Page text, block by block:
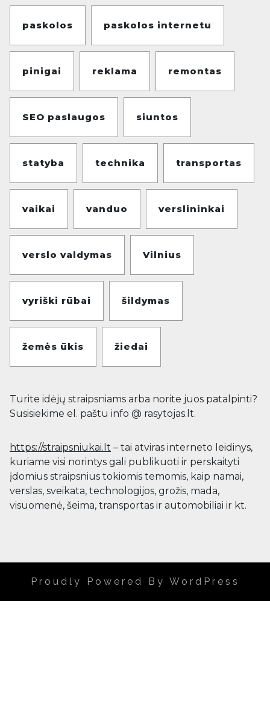
paskolos paskolos internetu
pinigai reklama remontas
SEO paslaugos siuntos
statyba technika transportas
vaikai vanduo verslininkai
verslo valdymas Vilnius
vyriški rūbai šildymas
žemės ūkis žiedai
Turite idėjų straipsniams arba norite juos patalpinti?
Susisiekime el. paštu info @ rasytojas.lt.
https://straipsniukai.lt – tai atviras interneto leidinys,
kuriame visi norintys gali publikuoti ir perskaityti
įdomius straipsnius tokiomis temomis, kaip namai,
verslas, sveikata, technologijos, grožis, mada,
visuomenė, šeima, transportas ir automobiliai ir kt.
Proudly Powered By WordPress